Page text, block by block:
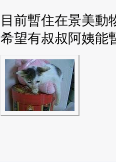
目前暫住在景美動
希望有叔叔阿姨能